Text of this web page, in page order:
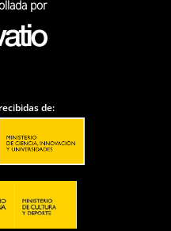
por
de: